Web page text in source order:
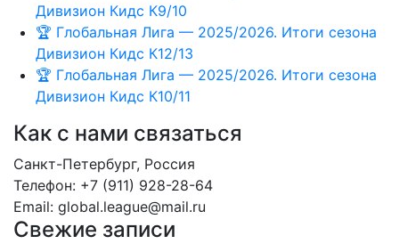
Дивизион Кидс К9/10
🏆 Глобальная Лига — 2025/2026. Итоги сезона
Дивизион Кидс К12/13
🏆 Глобальная Лига — 2025/2026. Итоги сезона
Дивизион Кидс К10/11
Как с нами связаться
Санкт-Петербург, Россия
Телефон: +7 (911) 928-28-64
Email: global.league@mail.ru
Свежие записи